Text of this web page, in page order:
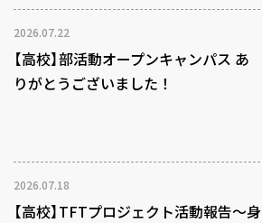
2026.07.22
【高校】部活動オープンキャンパス あ
りがとうございました！
2026.07.18
【高校】TFTプロジェクト活動報告～身